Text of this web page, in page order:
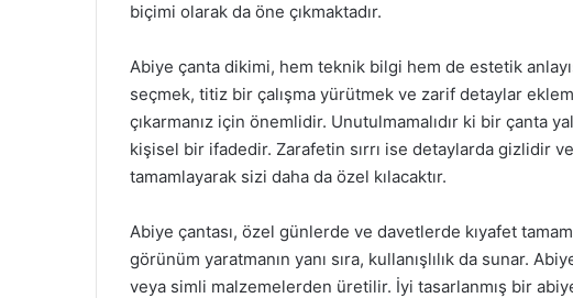
biçimi olarak da öne çıkmaktadır.
Abiye çanta dikimi, hem teknik bilgi hem de estetik
seçmek, titiz bir çalışma yürütmek ve zarif detaylar
çıkarmanız için önemlidir. Unutulmamalıdır ki bir çanta
kişisel bir ifadedir. Zarafetin sırrı ise detaylarda gizlidir ve
tamamlayarak sizi daha da özel kılacaktır.
Abiye çantası, özel günlerde ve davetlerde kıyafet
görünüm yaratmanın yanı sıra, kullanışlılık da sunar.
veya simli malzemelerden üretilir. İyi tasarlanmış bir